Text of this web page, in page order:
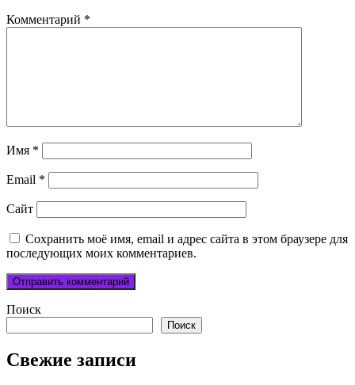
Комментарий *
Имя *
Email *
Сайт
Сохранить моё имя, email и адрес сайта в этом браузере для
последующих моих комментариев.
Поиск
Поиск
Свежие записи